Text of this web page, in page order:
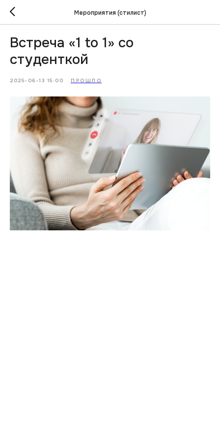
Мероприятия (стилист)
Встреча «1 to 1» со
студенткой
2025-06-13 15:00 ПРОШЛО